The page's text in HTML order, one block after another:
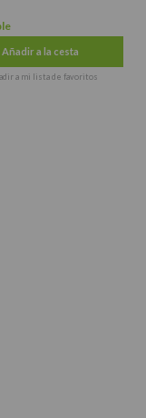
Añadir a la cesta
a mi lista de favoritos